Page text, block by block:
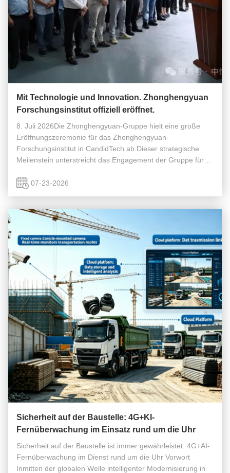
Mit Technologie und Innovation. Zhonghengyuan
Forschungsinstitut offiziell eröffnet.
8. Juli 2026Die Zhonghengyuan-Gruppe hielt eine große
Eröffnungszeremonie für das Zhonghengyuan-
Forschungsinstitut in CandidTech ab.Dieser strategische
Meilenstein unterstreicht das Engagement der Gruppe für
Modernisierung zu beschleunigen und die ...
07-23-2026
Sicherheit auf der Baustelle: 4G+KI-
Fernüberwachung im Einsatz rund um die Uhr
Sicherheit auf der Baustelle ist immer gewährleistet: 4G+AI-
Fernüberwachung im Dienst rund um die Uhr Vorwort
Inmitten der globalen Welle intelligenter Modernisierung in